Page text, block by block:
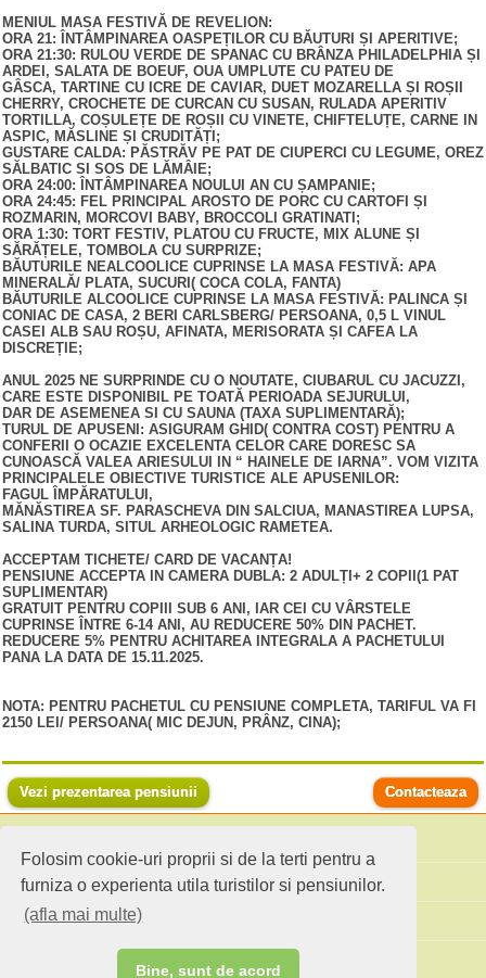
Folosim cookie-uri proprii si de la terti pentru a
furniza o experienta utila turistilor si pensiunilor.
(afla mai multe)
Bine, sunt de acord
MENIUL MASA FESTIVĂ DE REVELION:
ORA 21: ÎNTÂMPINAREA OASPEȚILOR CU BĂUTURI ȘI APERITIVE;
ORA 21:30: RULOU VERDE DE SPANAC CU BRÂNZA PHILADELPHIA ȘI
ARDEI, SALATA DE BOEUF, OUA UMPLUTE CU PATEU DE
GÂSCA, TARTINE CU ICRE DE CAVIAR, DUET MOZARELLA ȘI ROȘII
CHERRY, CROCHETE DE CURCAN CU SUSAN, RULADA APERITIV
TORTILLA, COȘULEȚE DE ROȘII CU VINETE, CHIFTELUȚE, CARNE IN
ASPIC, MĂSLINE ȘI CRUDITĂȚI;
GUSTARE CALDA: PĂSTRĂV PE PAT DE CIUPERCI CU LEGUME, OREZ
SĂLBATIC SI SOS DE LĂMÂIE;
ORA 24:00: ÎNTÂMPINAREA NOULUI AN CU ȘAMPANIE;
ORA 24:45: FEL PRINCIPAL AROSTO DE PORC CU CARTOFI ȘI
ROZMARIN, MORCOVI BABY, BROCCOLI GRATINATI;
ORA 1:30: TORT FESTIV, PLATOU CU FRUCTE, MIX ALUNE ȘI
SĂRĂȚELE, TOMBOLA CU SURPRIZE;
BĂUTURILE NEALCOOLICE CUPRINSE LA MASA FESTIVĂ: APA
MINERALĂ/ PLATA, SUCURI( COCA COLA, FANTA)
BĂUTURILE ALCOOLICE CUPRINSE LA MASA FESTIVĂ: PALINCA ȘI
CONIAC DE CASA, 2 BERI CARLSBERG/ PERSOANA, 0,5 L VINUL
CASEI ALB SAU ROȘU, AFINATA, MERISORATA ȘI CAFEA LA
DISCREȚIE;
ANUL 2025 NE SURPRINDE CU O NOUTATE, CIUBARUL CU JACUZZI,
CARE ESTE DISPONIBIL PE TOATĂ PERIOADA SEJURULUI,
DAR DE ASEMENEA SI CU SAUNA (TAXA SUPLIMENTARĂ);
TURUL DE APUSENI: ASIGURAM GHID( CONTRA COST) PENTRU A
CONFERII O OCAZIE EXCELENTA CELOR CARE DORESC SA
CUNOASCĂ VALEA ARIESULUI IN “ HAINELE DE IARNA”. VOM VIZITA
PRINCIPALELE OBIECTIVE TURISTICE ALE APUSENILOR:
FAGUL ÎMPĂRATULUI,
MĂNĂSTIREA SF. PARASCHEVA DIN SALCIUA, MANASTIREA LUPSA,
SALINA TURDA, SITUL ARHEOLOGIC RAMETEA.
ACCEPTAM TICHETE/ CARD DE VACANȚA!
PENSIUNE ACCEPTA IN CAMERA DUBLA: 2 ADULȚI+ 2 COPII(1 PAT
SUPLIMENTAR)
GRATUIT PENTRU COPIII SUB 6 ANI, IAR CEI CU VÂRSTELE
CUPRINSE ÎNTRE 6-14 ANI, AU REDUCERE 50% DIN PACHET.
REDUCERE 5% PENTRU ACHITAREA INTEGRALA A PACHETULUI
PANA LA DATA DE 15.11.2025.
NOTA: PENTRU PACHETUL CU PENSIUNE COMPLETA, TARIFUL VA FI
2150 LEI/ PERSOANA( MIC DEJUN, PRÂNZ, CINA);
Vezi prezentarea pensiunii Contacteaza
Cauta pensiuni